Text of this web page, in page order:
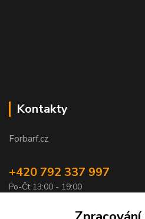
Kontakty
Forbarf.cz
+420 792 337 997
Po-Čt 13:00 - 19:00
objednavky@forbarf.cz